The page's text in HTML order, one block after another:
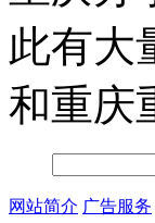
此有大
和重庆
网站简介 广告服务